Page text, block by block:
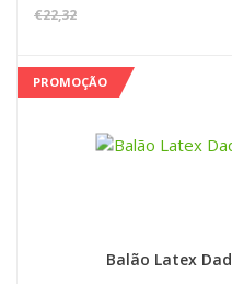
€22,32
PROMOÇÃO
Balão Latex